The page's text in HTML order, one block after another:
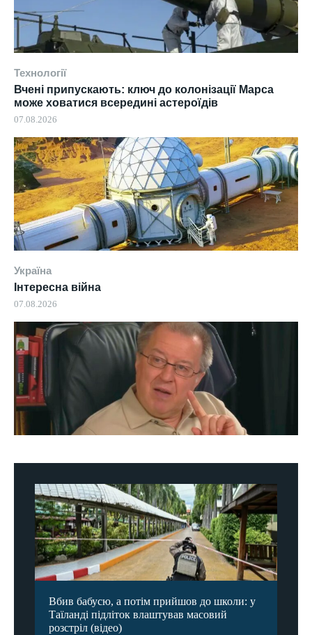
Технології
Вчені припускають: ключ до колонізації Марса
може ховатися всередині астероїдів
07.08.2026
Україна
Інтересна війна
07.08.2026
Вбив бабусю, а потім прийшов до школи: у
Таїланді підліток влаштував масовий
розстріл (відео)